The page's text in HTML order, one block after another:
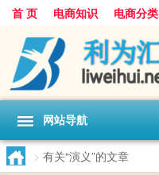
首 页 电商知识 电商分类
网站导航
> 有关“演义”的文章